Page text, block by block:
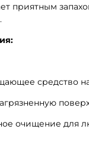
приятным
средство
очищение для